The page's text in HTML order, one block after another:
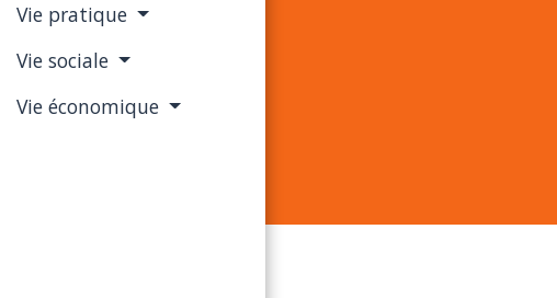
Vie pratique
Vie sociale
Vie économique